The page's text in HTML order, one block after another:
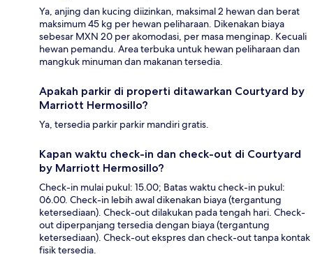
Ya, anjing dan kucing diizinkan, maksimal 2 hewan dan berat
maksimum 45 kg per hewan peliharaan. Dikenakan biaya
sebesar MXN 20 per akomodasi, per masa menginap. Kecuali
hewan pemandu. Area terbuka untuk hewan peliharaan dan
mangkuk minuman dan makanan tersedia.
Apakah parkir di properti ditawarkan Courtyard by
Marriott Hermosillo?
Ya, tersedia parkir parkir mandiri gratis.
Kapan waktu check-in dan check-out di Courtyard
by Marriott Hermosillo?
Check-in mulai pukul: 15.00; Batas waktu check-in pukul:
06.00. Check-in lebih awal dikenakan biaya (tergantung
ketersediaan). Check-out dilakukan pada tengah hari. Check-
out diperpanjang tersedia dengan biaya (tergantung
ketersediaan). Check-out ekspres dan check-out tanpa kontak
fisik tersedia.